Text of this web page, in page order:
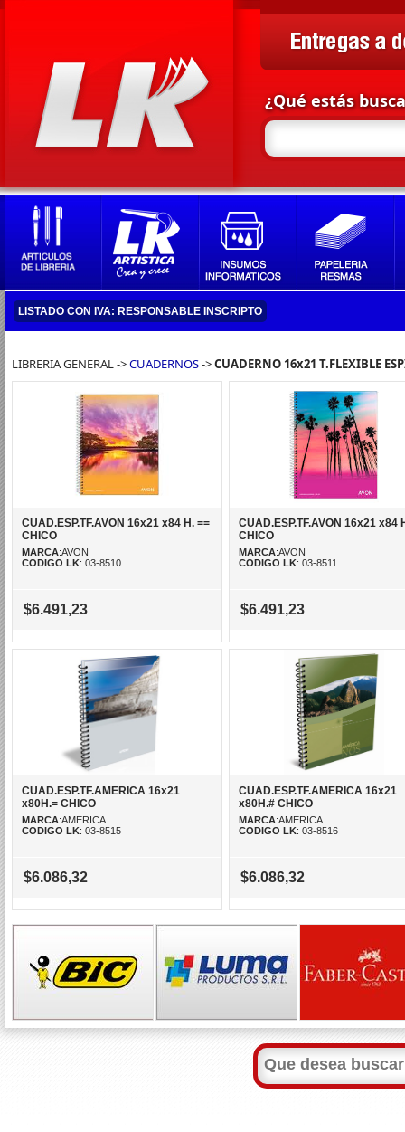
¿Qué estás
LISTADO CON IVA: RESPONSABLE INSCRIPTO
LIBRERIA GENERAL ->CUADERNOS->CUADERNO 16x21 T.FLEXIBLE
CUAD.ESP.TF.AVON 16x21 x84 H. ==
CHICO
MARCA:AVON
CODIGO LK: 03-8510
$6.491,23
CUAD.ESP.TF.AVON 16x21 x84
CHICO
MARCA:AVON
CODIGO LK: 03-8511
$6.491,23
CUAD.ESP.TF.AMERICA 16x21
x80H.= CHICO
MARCA:AMERICA
CODIGO LK: 03-8515
$6.086,32
CUAD.ESP.TF.AMERICA 16x21
x80H.# CHICO
MARCA:AMERICA
CODIGO LK: 03-8516
$6.086,32